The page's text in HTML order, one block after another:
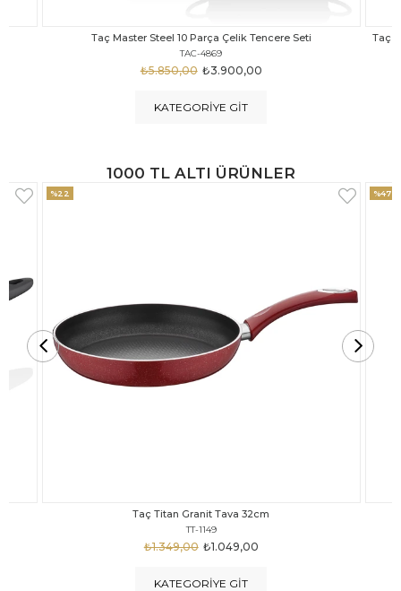
Taç Carabella Döküm Cam Kapak 7 Parça Tencere Seti Siyah
TAC-3817
₺3.250,00
₺4.350,00
KATEGORIYE GIT
1000 TL ALTI ÜRÜNLER
Taç Titan Granit Tava 30cm
TT-1148
₺999,00
₺1.875,00
%47 %18
KATEGORIYE GIT